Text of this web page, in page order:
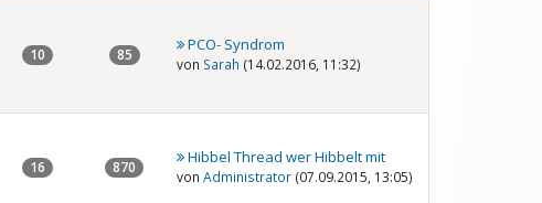
10 85
PCO- Syndrom
von Sarah (14.02.2016, 11:32)
16 870
Hibbel Thread wer Hibbelt mit
von Administrator(07.09.2015, 13:05)